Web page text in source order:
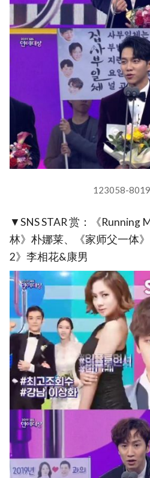
123058-
▼SNS STAR 赏：《Running
林》朴娜莱、《家师父一体
2》李相花&康男